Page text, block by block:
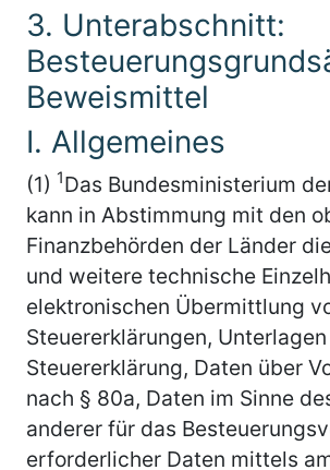
3. Unterabschnitt:
Beweismittel
I. Allgemeines
(1) 1Das Bundesministerium
kann in Abstimmung mit den
Finanzbehörden der Länder
und weitere technische
elektronischen Übermittlung
Steuererklärungen,
Steuererklärung, Daten über
nach § 80a, Daten im Sinne
anderer für das
erforderlicher Daten mittels